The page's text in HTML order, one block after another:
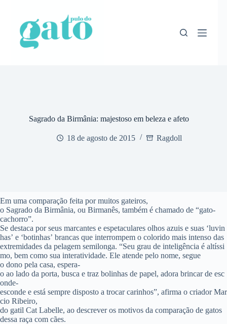
conteúdo
Sagrado da Birmânia: majestoso em beleza e afeto
18 de agosto de 2015 Ragdoll
Em uma comparação feita por muitos gateiros,
o Sagrado da Birmânia, ou Birmanês, também é chamado de “gato-
cachorro”.
Se destaca por seus marcantes e espetaculares olhos azuis e suas ‘luvin
has’ e ‘botinhas’ brancas que interrompem o colorido mais intenso das
extremidades da pelagem semilonga. “Seu grau de inteligência é altíssi
mo, bem como sua interatividade. Ele atende pelo nome, segue
o dono pela casa, espera-
o ao lado da porta, busca e traz bolinhas de papel, adora brincar de esc
onde-
esconde e está sempre disposto a trocar carinhos”, afirma o criador Mar
cio Ribeiro,
do gatil Cat Labelle, ao descrever os motivos da comparação de gatos
dessa raça com cães.